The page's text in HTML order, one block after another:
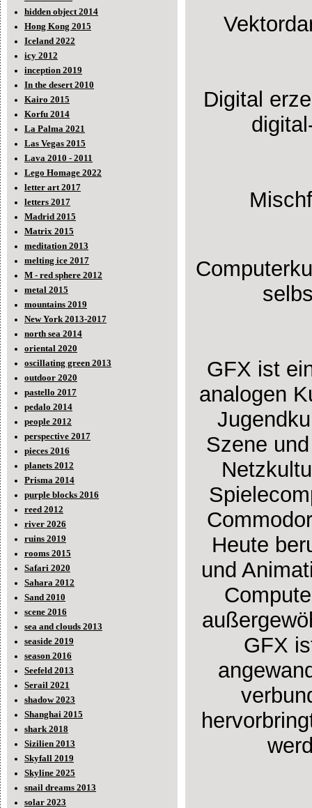
hidden object 2014
Hong Kong 2015
Iceland 2022
icy 2012
inception 2019
In the desert 2010
Kairo 2015
Korfu 2014
La Palma 2021
Las Vegas 2015
Lava 2010 - 2011
Lego Homage 2022
letter art 2017
letters 2017
Madrid 2015
Matrix 2015
meditation 2013
melting ice 2017
M - red sphere 2012
metal 2015
mountains 2019
New York 2013-2017
north sea 2014
oriental 2020
oscillating green 2013
outdoor 2020
pastello 2017
pedalo 2014
people 2012
perspective 2017
pieces 2016
planets 2012
Prisma 2014
purple blocks 2016
reed 2012
river 2026
ruins 2019
rooms 2015
Safari 2020
Sahara 2012
Sand 2010
scene 2016
sea and clouds 2013
seaside 2019
season 2016
Seefeld 2013
Serail 2021
shadow 2023
Shanghai 2015
shark 2018
Sizilien 2013
Skyfall 2019
Skyline 2025
snail dreams 2013
solar 2023
Digital
GFX ist
analogen
Szene
Heute
und
GFX